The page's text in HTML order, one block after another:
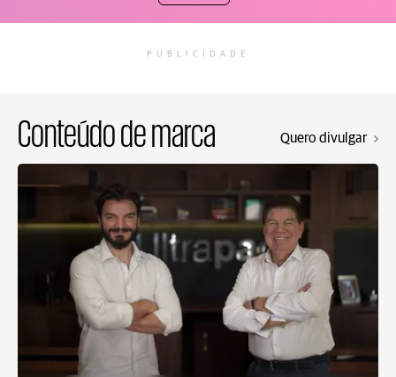
PUBLICIDADE
Conteúdo de marca Quero divulgar